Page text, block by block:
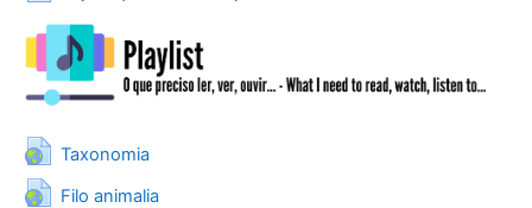
Taxonomia
URL
Filo animalia
URL